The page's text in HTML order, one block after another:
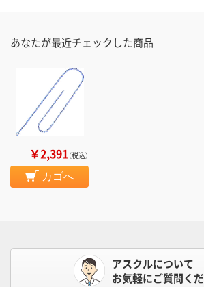
あなたが最近チェックした商品
￥2,391（税込）
カゴへ
アスクルについて
お気軽にご質問くだ